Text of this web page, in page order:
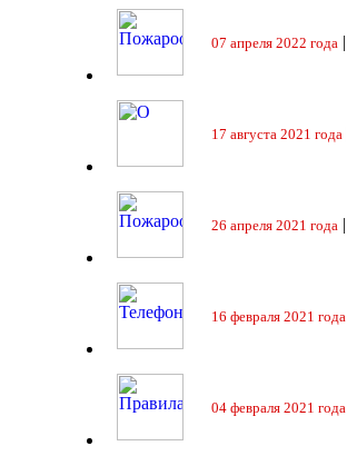
07 апреля 2022 года |
17 августа 2021 года
26 апреля 2021 года |
16 февраля 2021 года
04 февраля 2021 года